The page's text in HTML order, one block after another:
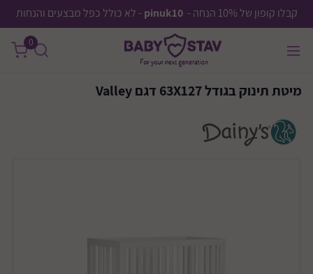
קבלו קופון של 10% הנחה - pinuk10 - לא כולל כפל מבצעים והנחות
0
מיטת תינוק בגודל 63X127 דגם Valley